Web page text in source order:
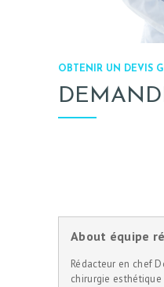
OBTENIR UN DEVIS
About équipe
Rédacteur en chef
chirurgie esthétique